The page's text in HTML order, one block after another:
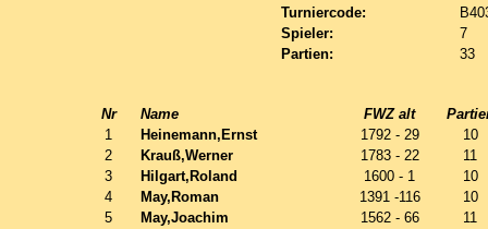
Turniercode:
Spieler:
7
Partien:
33
Nr Name FWZ alt
1
Heinemann,Ernst 1792 - 29
10
2
Krauß,Werner 1783 - 22
11
3
Hilgart,Roland 1600 - 1
10
4
May,Roman 1391 -116
10
5
May,Joachim 1562 - 66
11